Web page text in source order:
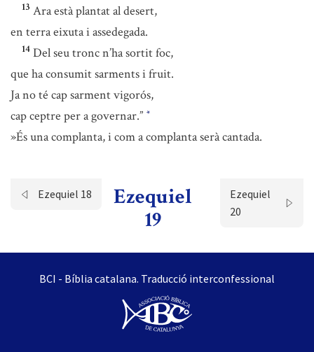
13 Ara està plantat al desert,
en terra eixuta i assedegada.
14 Del seu tronc n’ha sortit foc,
que ha consumit sarments i fruit.
Ja no té cap sarment vigorós,
cap ceptre per a governar.” *
»És una complanta, i com a complanta serà cantada.
Ezequiel 18
Ezequiel
19
Ezequiel
20
BCI - Bíblia catalana. Traducció interconfessional